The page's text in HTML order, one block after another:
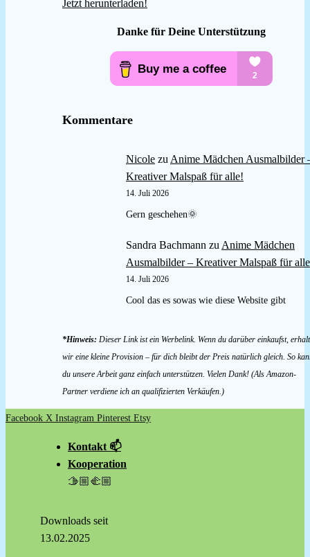
Jetzt herunterladen!
Danke für Deine Unterstützung
Kommentare
Nicole zu Anime Mädchen Ausmalbilder
Kreativer Malspaß für alle!
14. Juli 2026
Gern geschehen🌞
Sandra Bachmann zu Anime Mädchen
Ausmalbilder – Kreativer Malspaß für
14. Juli 2026
Cool das es sowas wie diese Website gibt
*Hinweis: Dieser Link ist ein Werbelink. Wenn du darüber einkaufst,
wir eine kleine Provision – für dich bleibt der Preis natürlich gleich. So
du unsere Arbeit ganz einfach unterstützen. Vielen Dank! (Als Amazon-
Partner verdiene ich an qualifizierten Verkäufen.)
Facebook X Instagram Pinterest Etsy
Kontakt 📫
Kooperation
🫱🏼‍🫲🏼
Downloads seit
13.02.2025